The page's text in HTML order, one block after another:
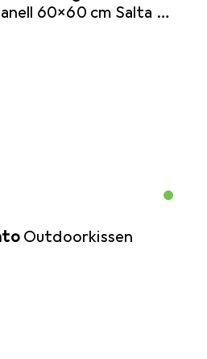
60x60 cm Salta -
Outdoorkissen